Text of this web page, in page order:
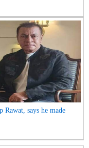
Rawat, says he made